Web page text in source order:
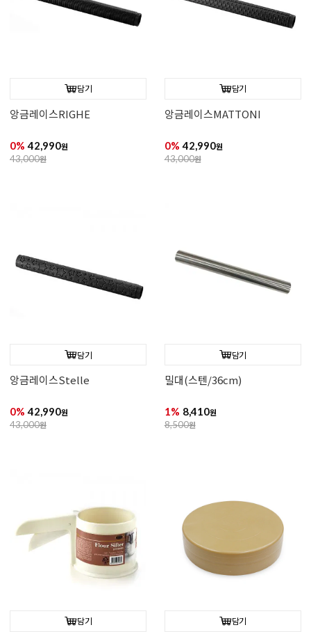
담기
앙금레이스RIGHE
0% 42,990원
43,000원
담기
앙금레이스MATTONI
0% 42,990원
43,000원
담기
앙금레이스Stelle
0% 42,990원
43,000원
담기
밀대(스텐/36cm)
1% 8,410원
8,500원
담기 담기